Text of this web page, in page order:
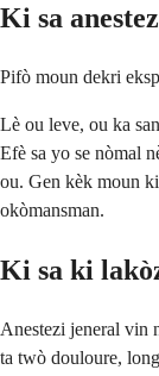
Ki sa
Pifò moun dekri
Lè ou leve, ou ka
Efè sa yo se nòmal
ou. Gen kèk moun
okòmansman.
Ki sa ki
Anestezi jeneral vin
ta twò douloure,